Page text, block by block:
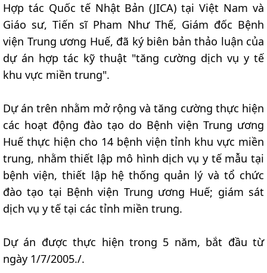
Hợp tác Quốc tế Nhật Bản (JICA) tại Việt Nam và
Giáo sư, Tiến sĩ Pham Như Thế, Giám đốc Bệnh
viện Trung ương Huế, đã ký biên bản thảo luận của
dự án hợp tác kỹ thuật "tăng cường dịch vụ y tế
khu vực miền trung".
Dự án trên nhằm mở rộng và tăng cường thực hiện
các hoạt động đào tạo do Bệnh viện Trung ương
Huế thực hiện cho 14 bệnh viện tỉnh khu vực miền
trung, nhằm thiết lập mô hình dịch vụ y tế mẫu tại
bệnh viện, thiết lập hệ thống quản lý và tổ chức
đào tạo tại Bệnh viện Trung ương Huế; giám sát
dịch vụ y tế tại các tỉnh miền trung.
Dự án được thực hiện trong 5 năm, bắt đầu từ
ngày 1/7/2005./.